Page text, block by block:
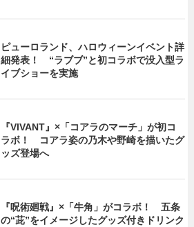
ピューロランド、ハロウィーンイベント詳
細発表！ “ラブブ”と初コラボで没入型ラ
イブショーを実施
『VIVANT』×「コアラのマーチ」が初コ
ラボ！ コアラ姿の乃木や野崎を描いたグ
ッズ登場へ
『呪術廻戦』×「牛角」がコラボ！ 五条
の“茈”をイメージしたグッズ付きドリンク